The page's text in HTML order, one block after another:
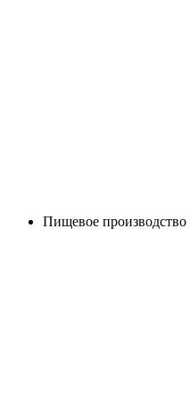
Пищевое производство